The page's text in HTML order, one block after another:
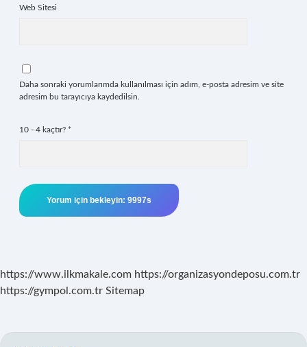
Web Sitesi
Daha sonraki yorumlarımda kullanılması için adım, e-posta adresim ve site
adresim bu tarayıcıya kaydedilsin.
10 - 4 kaçtır? *
https://www.ilkmakale.com https://organizasyondeposu.com.tr
https://gympol.com.tr Sitemap